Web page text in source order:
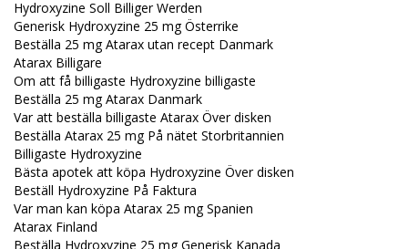
Hydroxyzine Soll Billiger Werden
Generisk Hydroxyzine 25 mg Österrike
Beställa 25 mg Atarax utan recept Danmark
Atarax Billigare
Om att få billigaste Hydroxyzine billigaste
Beställa 25 mg Atarax Danmark
Var att beställa billigaste Atarax Över disken
Beställa Atarax 25 mg På nätet Storbritannien
Billigaste Hydroxyzine
Bästa apotek att köpa Hydroxyzine Över disken
Beställ Hydroxyzine På Faktura
Var man kan köpa Atarax 25 mg Spanien
Atarax Finland
Beställa Hydroxyzine 25 mg Generisk Kanada